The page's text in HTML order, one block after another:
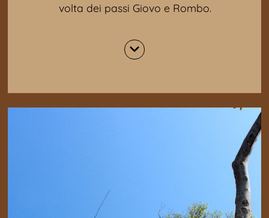
volta dei passi Giovo e Rombo.